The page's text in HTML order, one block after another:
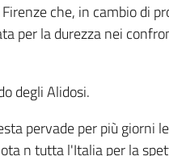
che, in cambio di
per la durezza nei
degli Alidosi.
pervade per più
n tutta l'Italia per la